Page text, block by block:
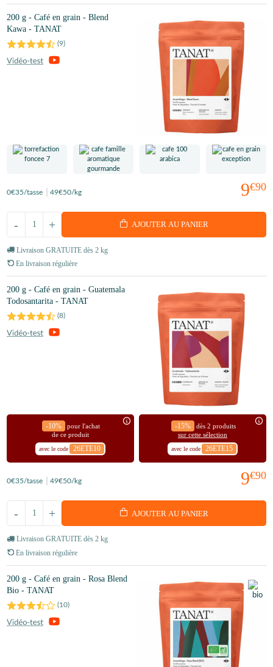
200 g - Café en grain - Blend
Kawa - TANAT
(9)
9€90
0€35/tasse 49€50/kg
+
- AJOUTER AU PANIER
Livraison GRATUITE dès 2 kg
En livraison régulière
200 g - Café en grain - Guatemala
Todosantarita - TANAT
(8)
-10%
pour l'achat
de ce produit
avec le code 26ETE10
-15%
dès 2 produits
sur cette sélection
avec le code 26ETE15
9€90
0€35/tasse 49€50/kg
+
- AJOUTER AU PANIER
Livraison GRATUITE dès 2 kg
En livraison régulière
200 g - Café en grain - Rosa Blend
Bio - TANAT
(10)